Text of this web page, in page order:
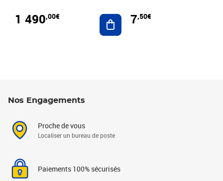
1 490,00€ Ajouter au panier
7,50€
Nos Engagements
Proche de vous
Localiser un bureau de poste
Paiements 100% sécurisés